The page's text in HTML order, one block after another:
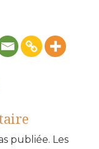
publiée. Les